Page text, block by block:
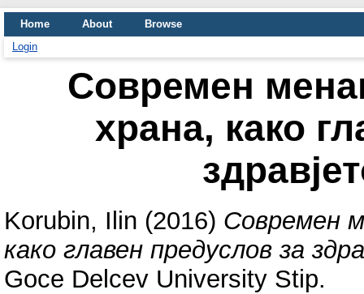
Home About
Browse
Login
Современ
храна, како
Korubin, Ilin (2016) Современ
како главен предуслов за
Goce Delcev University Stip.